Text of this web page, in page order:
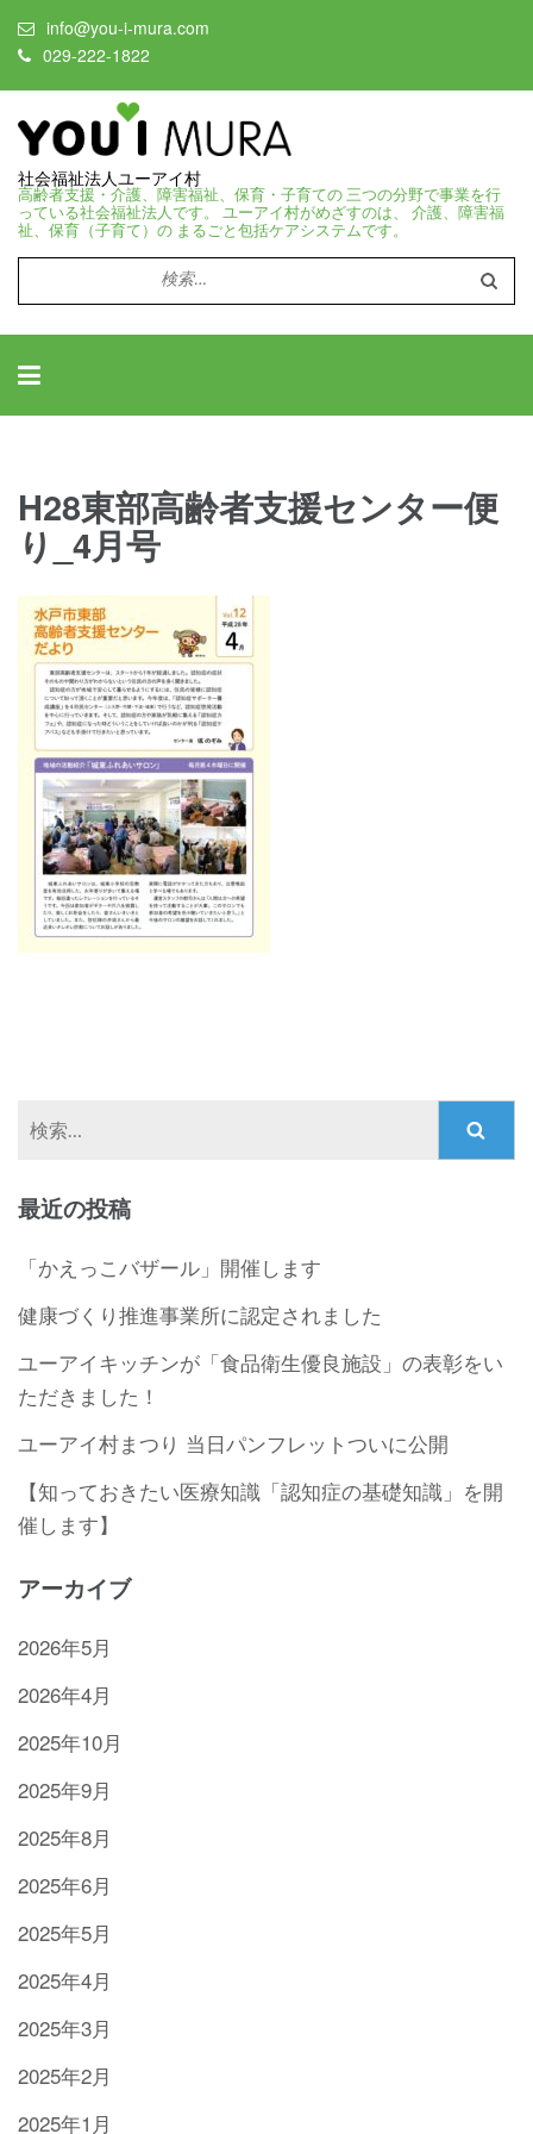
info@you-i-mura.com
029-222-1822
社会福祉法人ユーアイ村
高齢者支援・介護、障害福祉、保育・子育ての 三つの分野で事業を行
っている社会福祉法人です。 ユーアイ村がめざすのは、 介護、障害福
祉、保育（子育て）の まるごと包括ケアシステムです。
検
索:
H28東部高齢者支援センター便
り_4月号
最近の投稿
「かえっこバザール」開催します
健康づくり推進事業所に認定されました
ユーアイキッチンが「食品衛生優良施設」の表彰をい
ただきました！
ユーアイ村まつり 当日パンフレットついに公開
【知っておきたい医療知識「認知症の基礎知識」を開
催します】
アーカイブ
2026年5月
2026年4月
2025年10月
2025年9月
2025年8月
2025年6月
2025年5月
2025年4月
2025年3月
2025年2月
2025年1月